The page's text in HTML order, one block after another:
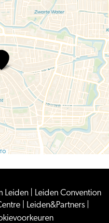
Dansschool
de
Rode
Sneakerz
–
Throwback
Leiden
Leiden Convention
Leiden&Partners